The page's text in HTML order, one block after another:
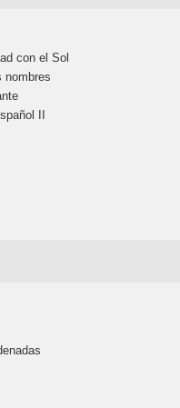
con el Sol
nombres
II